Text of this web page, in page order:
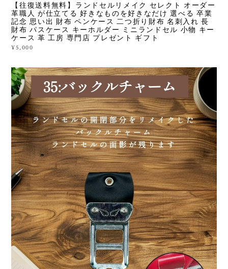
【往復送料無料】ランドセルリメイク セレクト オーダー
革職人 が仕立てる 好きなものを好きなだけ 選べる 卒業
記念 思い出 財布 ペンケース 二つ折り財布 名刺入れ 長
財布 パスケース キーホルダー ミニランドセル 小物 キー
ケース 革 工房 専門店 プレゼント ギフト
¥5,000